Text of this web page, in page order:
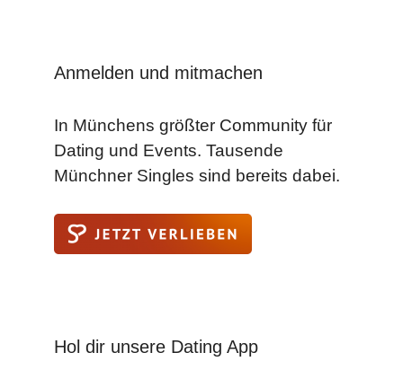
Anmelden und mitmachen
In Münchens größter Community für
Dating und Events. Tausende
Münchner Singles sind bereits dabei.
Hol dir unsere Dating App